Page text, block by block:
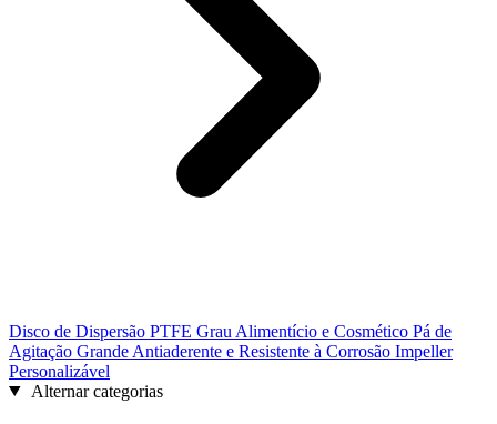
Disco de Dispersão PTFE Grau Alimentício e Cosmético Pá de
Agitação Grande Antiaderente e Resistente à Corrosão Impeller
Personalizável
Alternar categorias